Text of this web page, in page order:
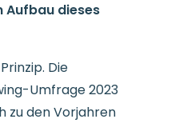
dieses
Die
Umfrage 2023
zu den Vorjahren